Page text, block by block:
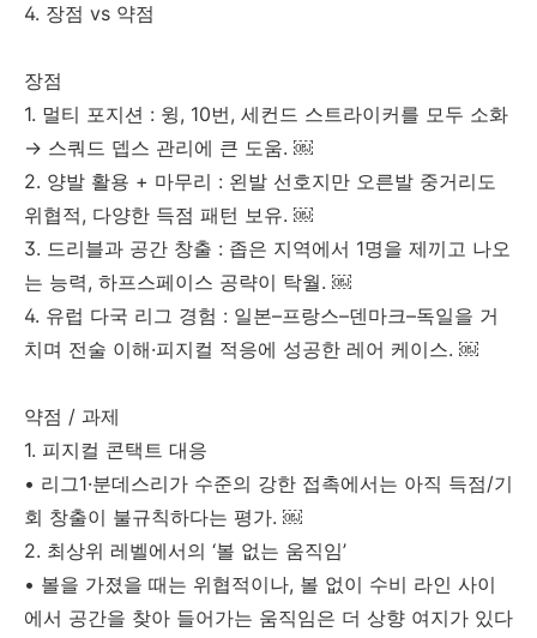
4. 장점 vs 약점
장점
1. 멀티 포지션 : 윙, 10번, 세컨드 스트라이커를 모두 소화
→ 스쿼드 뎁스 관리에 큰 도움. ￼
2. 양발 활용 + 마무리 : 왼발 선호지만 오른발 중거리도
위협적, 다양한 득점 패턴 보유. ￼
3. 드리블과 공간 창출 : 좁은 지역에서 1명을 제끼고 나오
는 능력, 하프스페이스 공략이 탁월. ￼
4. 유럽 다국 리그 경험 : 일본–프랑스–덴마크–독일을 거
치며 전술 이해·피지컬 적응에 성공한 레어 케이스. ￼
약점 / 과제
1. 피지컬 콘택트 대응
• 리그1·분데스리가 수준의 강한 접촉에서는 아직 득점/기
회 창출이 불규칙하다는 평가. ￼
2. 최상위 레벨에서의 ‘볼 없는 움직임’
• 볼을 가졌을 때는 위협적이나, 볼 없이 수비 라인 사이
에서 공간을 찾아 들어가는 움직임은 더 상향 여지가 있다